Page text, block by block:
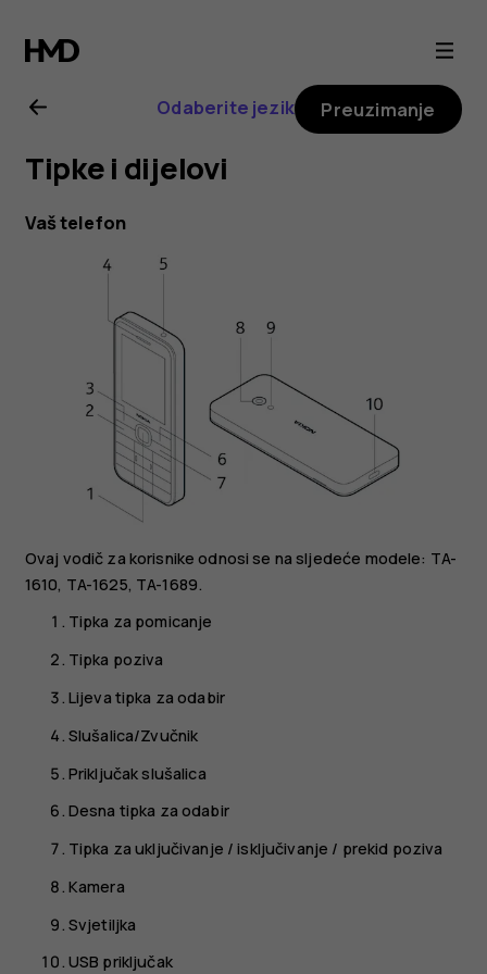
Nokia
225
4G
(2024)
user
guide
Odaberite jezik Preuzimanje
Tipke i dijelovi
Vaš telefon
Ovaj vodič za korisnike odnosi se na sljedeće modele: TA-
1610, TA-1625, TA-1689.
Tipka za pomicanje
Tipka poziva
Lijeva tipka za odabir
Slušalica/Zvučnik
Priključak slušalica
Desna tipka za odabir
Tipka za uključivanje / isključivanje / prekid poziva
Kamera
Svjetiljka
USB priključak